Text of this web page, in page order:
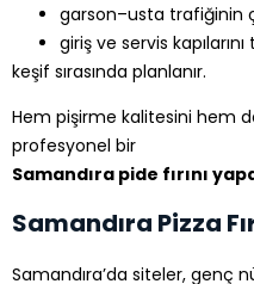
garson–usta trafiğinin
giriş ve servis
keşif sırasında planlanır.
Hem pişirme kalitesini hem
profesyonel bir
Samandıra pide fırını
Samandıra Pizza
Samandıra’da siteler, genç